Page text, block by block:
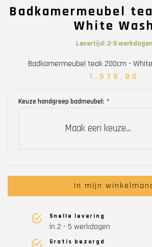
Badkamermeubel
White Wash
Levertijd: 2-5 werkdagen
Badkamermeubel teak 200cm -
1.575,00
Keuze handgreep badmeubel: *
Maak een keuze...
In mijn
Snelle levering
in 2 - 5 werkdagen
Gratis bezorgd